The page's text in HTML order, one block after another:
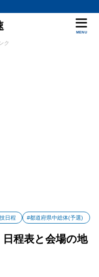
MENU
ク
日程 #都道府県中総体(予選)
日程表と会場の地